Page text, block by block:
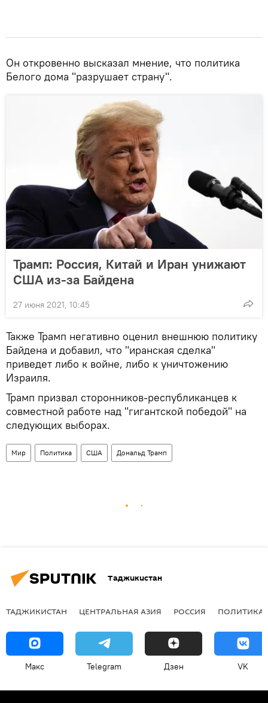
Он откровенно высказал мнение, что политика
Белого дома "разрушает страну".
Трамп: Россия, Китай и Иран унижают
США из-за Байдена
27 июня 2021, 10:45
Также Трамп негативно оценил внешнюю политику
Байдена и добавил, что "иранская сделка"
приведет либо к войне, либо к уничтожению
Израиля.
Трамп призвал сторонников-республиканцев к
совместной работе над "гигантской победой" на
следующих выборах.
Мир Политика США Дональд Трамп
Таджикистан
ТАДЖИКИСТАН ЦЕНТРАЛЬНАЯ АЗИЯ РОССИЯ ПОЛИТИКА
Макс Telegram Дзен VK